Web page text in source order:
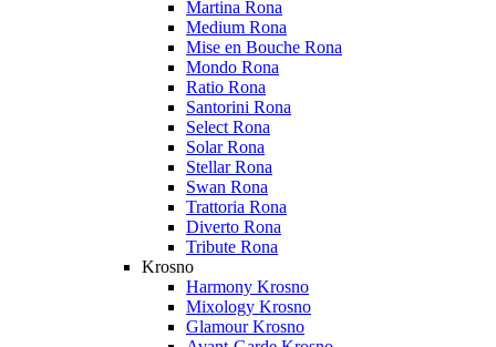
Martina Rona
Medium Rona
Mise en Bouche Rona
Mondo Rona
Ratio Rona
Santorini Rona
Select Rona
Solar Rona
Stellar Rona
Swan Rona
Trattoria Rona
Diverto Rona
Tribute Rona
Krosno
Harmony Krosno
Mixology Krosno
Glamour Krosno